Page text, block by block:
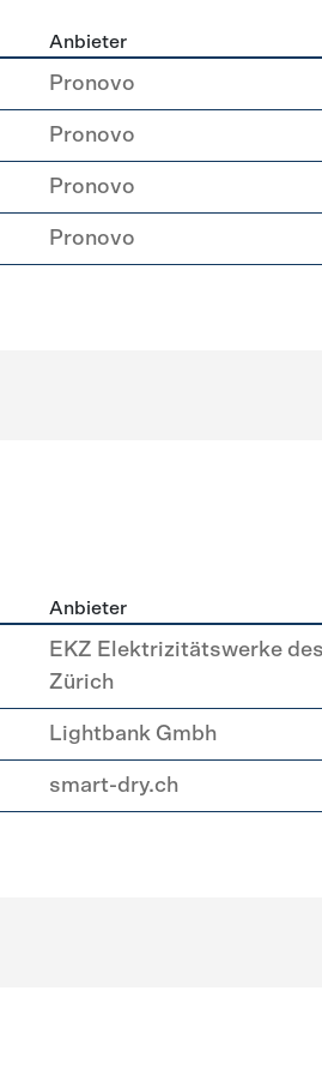
Anbieter
Pronovo
Pronovo
Pronovo
Pronovo
Anbieter
EKZ Elektrizitätswerke
Zürich
Lightbank Gmbh
smart-dry.ch